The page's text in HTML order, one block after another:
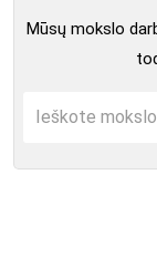
Mūsų mokslo